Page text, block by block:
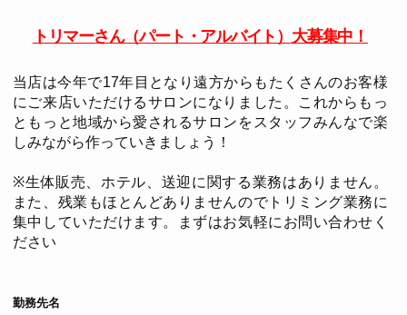
トリマーさん（パート・アルバイト）大募集中！
当店は今年で17年目となり遠方からもたくさんのお客様
にご来店いただけるサロンになりました。これからもっ
ともっと地域から愛されるサロンをスタッフみんなで楽
しみながら作っていきましょう！
※生体販売、ホテル、送迎に関する業務はありません。
また、残業もほとんどありませんのでトリミング業務に
集中していただけます。まずはお気軽にお問い合わせく
ださい
勤務先名